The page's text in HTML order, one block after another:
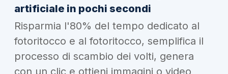
artificiale in pochi secondi
Risparmia l'80% del tempo dedicato al
fotoritocco e al fotoritocco, semplifica il
processo di scambio dei volti, genera
con un clic e ottieni immagini o video